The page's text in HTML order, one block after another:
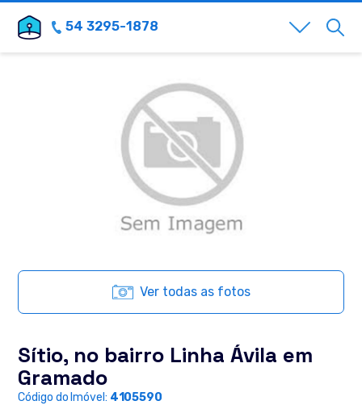
54 3295-1878
Ver todas as fotos
Sítio, no bairro Linha Ávila em
Gramado
Código do Imóvel: 4105590